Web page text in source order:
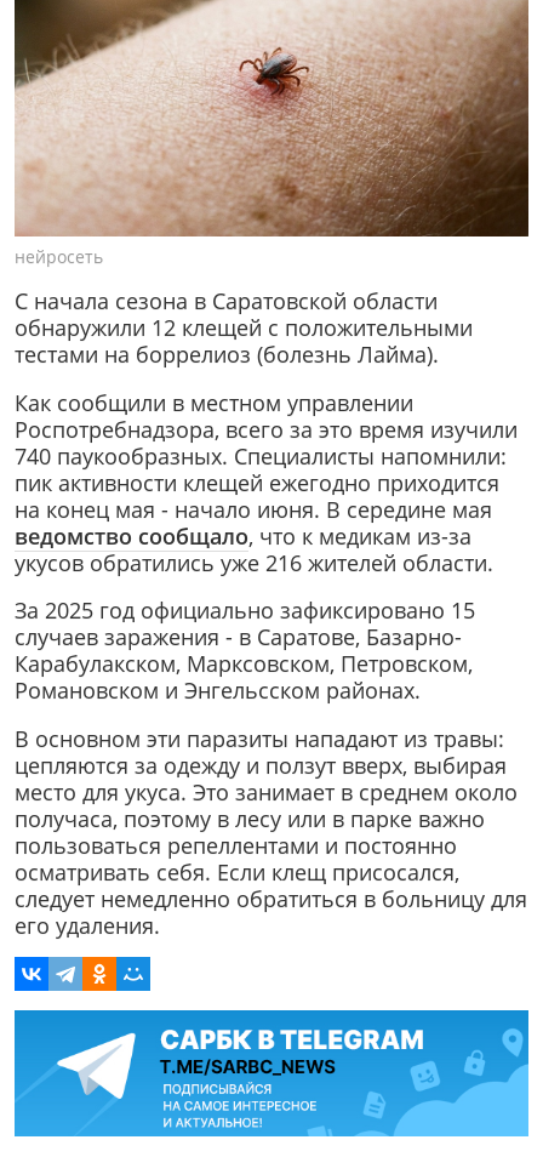
нейросеть
С начала сезона в Саратовской области
обнаружили 12 клещей с положительными
тестами на боррелиоз (болезнь Лайма).
Как сообщили в местном управлении
Роспотребнадзора, всего за это время изучили
740 паукообразных. Специалисты напомнили:
пик активности клещей ежегодно приходится
на конец мая - начало июня. В середине мая
ведомство сообщало, что к медикам из-за
укусов обратились уже 216 жителей области.
За 2025 год официально зафиксировано 15
случаев заражения - в Саратове, Базарно-
Карабулакском, Марксовском, Петровском,
Романовском и Энгельсском районах.
В основном эти паразиты нападают из травы:
цепляются за одежду и ползут вверх, выбирая
место для укуса. Это занимает в среднем около
получаса, поэтому в лесу или в парке важно
пользоваться репеллентами и постоянно
осматривать себя. Если клещ присосался,
следует немедленно обратиться в больницу для
его удаления.